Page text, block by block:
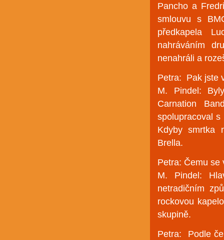
Pancho a
smlouvu s
předkapela
nahráváním
nenahráli a
Petra: Pak jste
M. Pindel:
Carnation
spolupracoval
Kdyby smrtka
Brella.
Petra: Čemu se
M. Pindel:
netradičním
rockovou
skupině.
Petra: Podle